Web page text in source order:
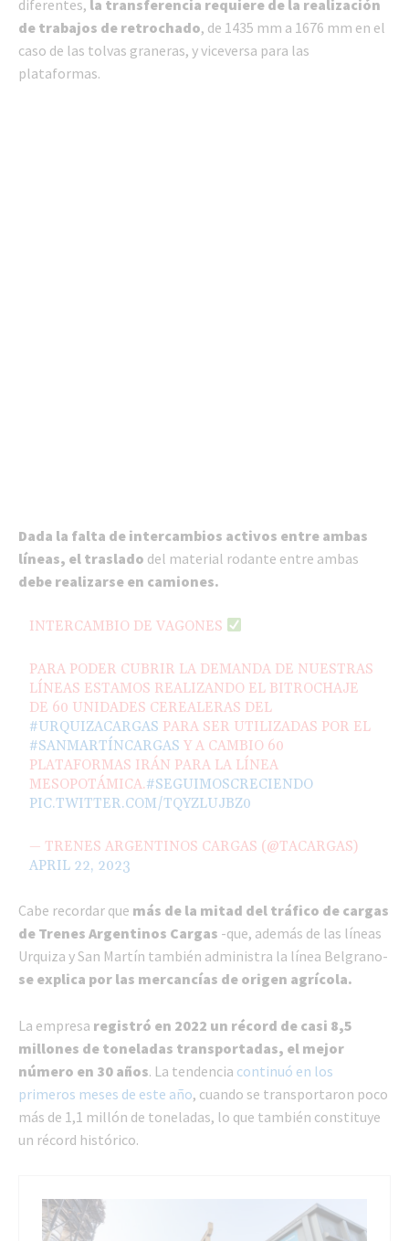
diferentes, la transferencia requiere de la realización
de trabajos de retrochado, de 1435 mm a 1676 mm en el
caso de las tolvas graneras, y viceversa para las
plataformas.
Dada la falta de intercambios activos entre ambas
líneas, el traslado del material rodante entre ambas
debe realizarse en camiones.
INTERCAMBIO DE VAGONES
PARA PODER CUBRIR LA DEMANDA DE NUESTRAS
LÍNEAS ESTAMOS REALIZANDO EL BITROCHAJE
DE 60 UNIDADES CEREALERAS DEL
#URQUIZACARGAS PARA SER UTILIZADAS POR EL
#SANMARTÍNCARGAS Y A CAMBIO 60
PLATAFORMAS IRÁN PARA LA LÍNEA
MESOPOTÁMICA.#SEGUIMOSCRECIENDO
PIC.TWITTER.COM/TQYZLUJBZ0
— TRENES ARGENTINOS CARGAS (@TACARGAS)
APRIL 22, 2023
Cabe recordar que más de la mitad del tráfico de cargas
de Trenes Argentinos Cargas -que, además de las líneas
Urquiza y San Martín también administra la línea Belgrano-
se explica por las mercancías de origen agrícola.
La empresa registró en 2022 un récord de casi 8,5
millones de toneladas transportadas, el mejor
número en 30 años. La tendencia continuó en los
primeros meses de este año, cuando se transportaron poco
más de 1,1 millón de toneladas, lo que también constituye
un récord histórico.